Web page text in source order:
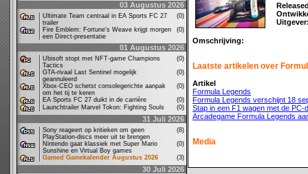
03 Augustus 2026
Ultimate Team centraal in EA Sports FC 27
trailer
(0)
Fire Emblem: Fortune's Weave krijgt morgen
een Direct-presentatie
(0)
01 Augustus 2026
Ubisoft stopt met NFT-game Champions
Tactics
(0)
GTA-rivaal Last Sentinel mogelijk
geannuleerd
(0)
Xbox-CEO schetst consolegerichte aanpak
om het tij te keren
(0)
EA Sports FC 27 duikt in de carrière
(0)
Launchtrailer Marvel Tokon: Fighting Souls
(0)
31 Juli 2026
Sony reageert op kritieken om geen
PlayStation-discs meer uit te brengen
(8)
Nintendo gaat klassiek met Super Mario
Sunshine en Virtual Boy games
(0)
Gamed Gamekalender Augustus 2026
(3)
30 Juli 2026
Omschrijving:
Laatste artikelen over
Artikel
Formula Legends
Formula Legends verschijnt 18
Stap in een F1 wagen met de
Arcadegame Formula Legends
Media